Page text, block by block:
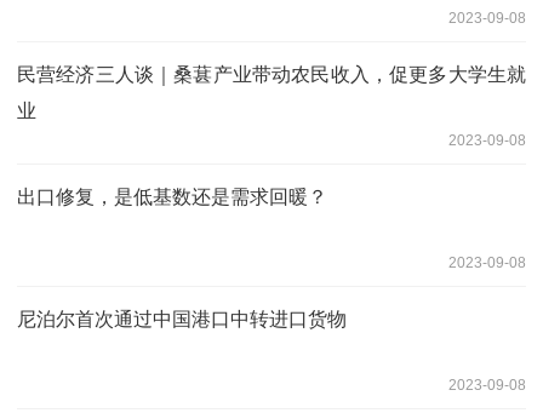
2023-09-08
民营经济三人谈｜桑葚产业带动农民收入，促更多大学生就
业
2023-09-08
出口修复，是低基数还是需求回暖？
2023-09-08
尼泊尔首次通过中国港口中转进口货物
2023-09-08